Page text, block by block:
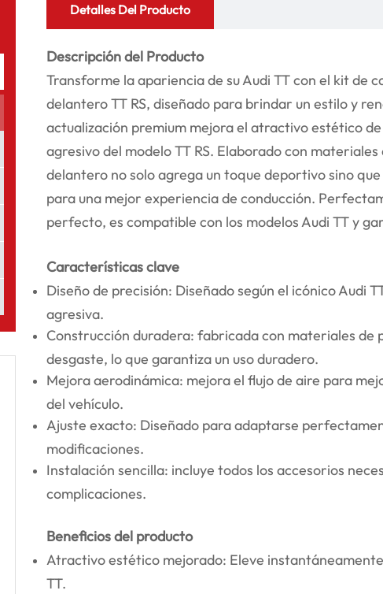
Detalles Del Producto
Descripción del Producto
Transforme la apariencia de su Audi TT con el kit de
delantero TT RS, diseñado para brindar un estilo y
actualización premium mejora el atractivo estético
agresivo del modelo TT RS. Elaborado con
delantero no solo agrega un toque deportivo sino
para una mejor experiencia de conducción.
perfecto, es compatible con los modelos Audi TT y
Características clave
Diseño de precisión: Diseñado según el icónico Audi
agresiva.
Construcción duradera: fabricada con materiales de
desgaste, lo que garantiza un uso duradero.
Mejora aerodinámica: mejora el flujo de aire para
del vehículo.
Ajuste exacto: Diseñado para adaptarse
modificaciones.
Instalación sencilla: incluye todos los accesorios
complicaciones.
Beneficios del producto
Atractivo estético mejorado: Eleve
TT.